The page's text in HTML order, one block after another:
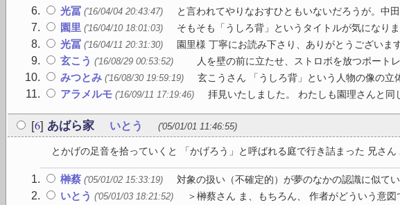
光冨 ('16/04/04 20:43:47) と言われてやりなおすひともいないだろうが。中
園里 ('16/04/10 18:01:03) そもそも「うしろ背」というタイトルが気になり
光冨 ('16/04/11 20:31:30) 園里様 丁寧にお読み下さり、ありがとうございま
玄こう ('16/08/29 00:53:52) 人を壁の前に立たせ、ストロボを放つポート
みつとみ ('16/08/30 19:59:19) 玄こうさん 「うしろ背」という人物の像の立
アラメルモ ('16/09/11 17:19:46) 拝見いたしました。 わたしも園理さんと同
[6] あばら家 いとう ('05/01/01 11:46:55)
とかげの足音を拾っていくと 「かげろう」と呼ばれる庭で行き詰まった 兄さ
榊蔡 ('05/01/02 15:33:19) 対象の扱い（不確定的）が夢のなかの認識に似て
いとう ('05/01/03 18:21:52) ＞榊蔡さん ま、もちろん、 作者がどういう意